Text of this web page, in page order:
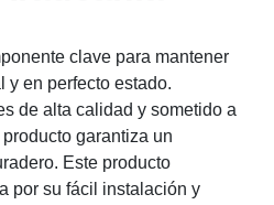
clave para mantener
y en perfecto estado.
de alta calidad y sometido a
garantiza un
Este producto
por su fácil instalación y